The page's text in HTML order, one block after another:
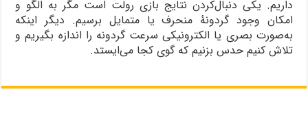
داریم. یکی دنبال‌کردن نتایج بازی رولت است مگر به الگو و
امکان وجود گردونۀ منحرف یا متمایل برسیم. دیگر اینکه
به‌صورت بصری یا الکترونیکی سرعت گردونه را اندازه بگیریم و
تلاش کنیم حدس بزنیم که گوی کجا می‌ایستد.